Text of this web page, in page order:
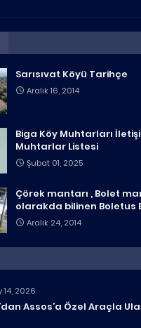
Sarısıvat Köyü Tarihçe
Aralık 16, 2014
Biga Köy Muhtarları
Muhtarlar Listesi
Şubat 01, 2025
Çörek mantarı , Bolet
olarakda bilinen Boletus
Aralık 24, 2014
2026
Assos’a Özel Araçla